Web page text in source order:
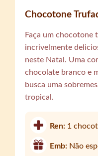
Chocotone
Faça um chocotone
incrivelmente
neste Natal. Uma
chocolate branco e
busca uma
tropical.
Ren: 1
Emb: Não